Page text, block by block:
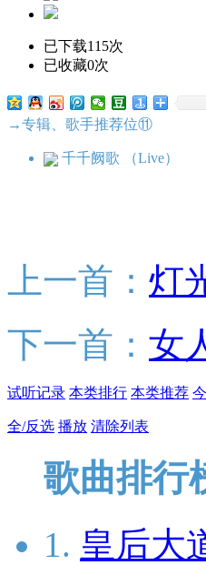
已下载115次
已收藏0次
→专辑、歌手推荐位⑪
千千阙歌 （Live）
上一首： 灯
下一首： 女
试听记录 本类排行 本类推荐
全/反选 播放 清除列表
歌曲排行
1. 皇后大